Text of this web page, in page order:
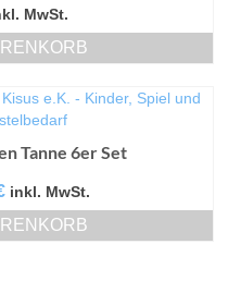
MwSt.
Tanne 6er Set
Aktueller
Preis
ist:
inkl. MwSt.